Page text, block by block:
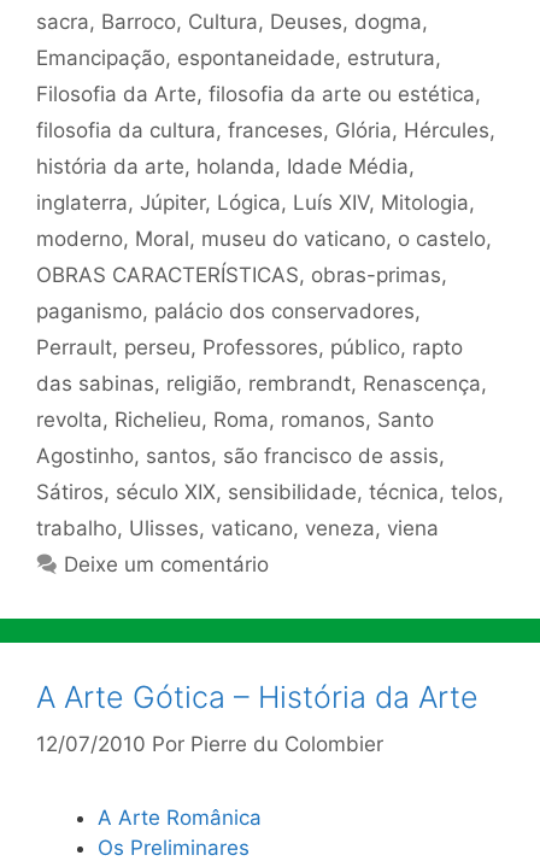
sacra, Barroco, Cultura, Deuses, dogma,
Emancipação, espontaneidade, estrutura,
Filosofia da Arte, filosofia da arte ou estética,
filosofia da cultura, franceses, Glória, Hércules,
história da arte, holanda, Idade Média,
inglaterra, Júpiter, Lógica, Luís XIV, Mitologia,
moderno, Moral, museu do vaticano, o castelo,
OBRAS CARACTERÍSTICAS, obras-primas,
paganismo, palácio dos conservadores,
Perrault, perseu, Professores, público, rapto
das sabinas, religião, rembrandt, Renascença,
revolta, Richelieu, Roma, romanos, Santo
Agostinho, santos, são francisco de assis,
Sátiros, século XIX, sensibilidade, técnica, telos,
trabalho, Ulisses, vaticano, veneza, viena
Deixe um comentário
A Arte Gótica – História da Arte
12/07/2010 Por Pierre du Colombier
A Arte Românica
Os Preliminares